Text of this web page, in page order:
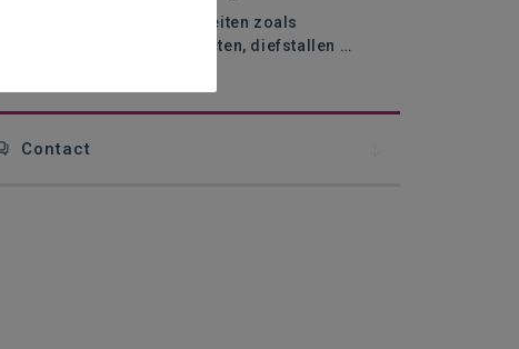
De aanpak van strafbare feiten zoals
drugsfeiten, geweldsdelicten, diefstallen …
Contact